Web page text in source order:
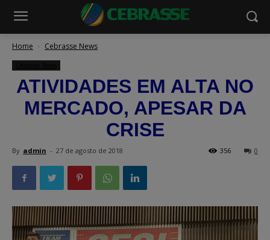
Home Cebrasse News
ATIVIDADES EM ALTA NO
MERCADO, APESAR DA
CRISE
By admin - 27 de agosto de 2018 0
356